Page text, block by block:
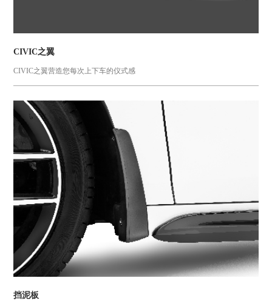
CIVIC之翼
CIVIC之翼营造您每次上下车的仪式感
挡泥板